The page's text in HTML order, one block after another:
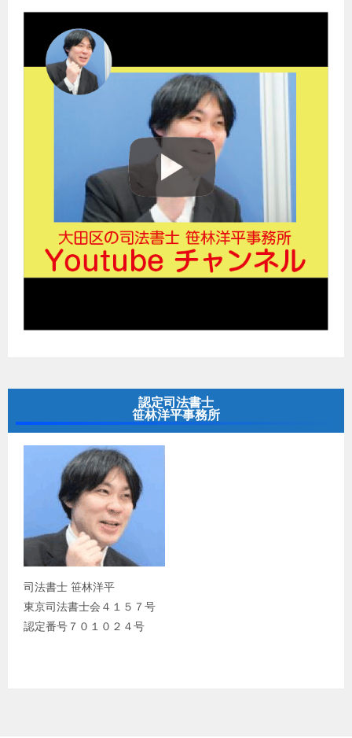
認定司法書士
笹林洋平事務所
司法書士 笹林洋平
東京司法書士会４１５７号
認定番号７０１０２４号